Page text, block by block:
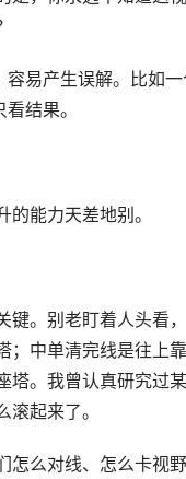
易产生误解。比如
结果。
能力天差地别。
键。别老盯着人头看
；中单清完线是往上
塔。我曾认真研究过
起来了。
么对线、怎么卡视